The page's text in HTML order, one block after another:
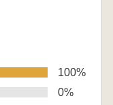
100%
0%